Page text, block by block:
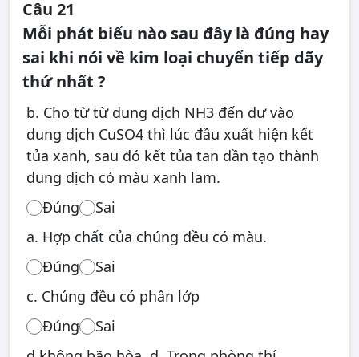
Câu 21
Mỗi phát biểu nào sau đây là đúng hay
sai khi nói về kim loại chuyển tiếp dãy
thứ nhất ?
b. Cho từ từ dung dịch NH3 đến dư vào
dung dịch CuSO4 thì lúc đầu xuất hiện kết
tủa xanh, sau đó kết tủa tan dần tạo thành
dung dịch có màu xanh lam.
Đúng
Sai
a. Hợp chất của chúng đều có màu.
Đúng
Sai
c. Chúng đều có phân lớp
Đúng
Sai